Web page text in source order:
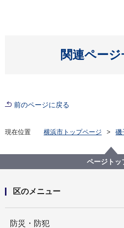
関連ページ
前のページに戻る
現在位置 横浜市トップページ
磯
ISOGOフォトニュース
いそっぴＧＷイベント「紙
ぎとクラッカー」
ページトッ
区のメニュー
防災・防犯